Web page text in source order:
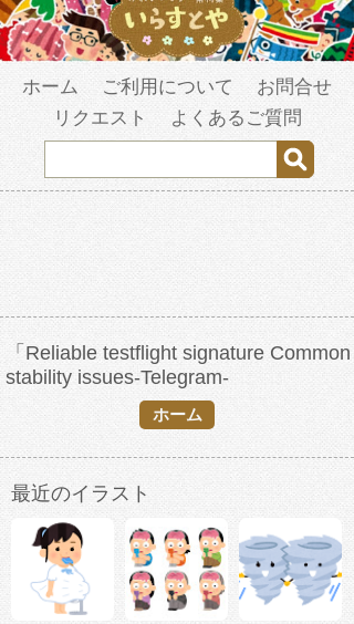
ホーム ご利用について
お問合せ
リクエスト
よくあるご質問
「Reliable testflight signature Common
stability issues-Telegram-
yyffvip✔️Friends app testflight
Signing.mqn」の検索結果
ホーム
最近のイラスト